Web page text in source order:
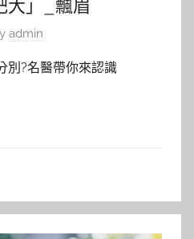
大」_飄眉
admin
別?名醫帶你來認識